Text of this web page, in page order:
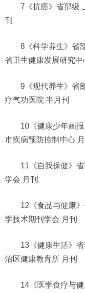
7《抗癌》省部级
刊
8《科学养生》省
省卫生健康发展研究中
9《现代养生》省
疗气功医院 半月刊
10《健康少年画
市疾病预防控制中心 月
11《自我保健》
学会 月刊
12《食品与健康
学技术期刊学会 月刊
13《健康生活》
治区健康教育所 月刊
14《医学食疗与